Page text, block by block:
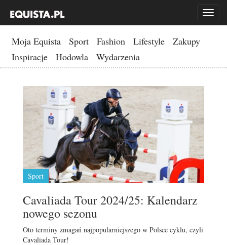
Toggle
Moja Equista Sport Fashion Lifestyle
Zakupy
Inspiracje
Hodowla Wydarzenia
Sport
Cavaliada Tour 2024/25: Kalendarz
nowego sezonu
Oto terminy zmagań najpopularniejszego w Polsce cyklu, czyli
Cavaliada Tour!